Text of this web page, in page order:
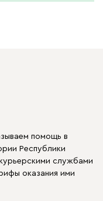
помощь в
Республики
службами
оказания ими